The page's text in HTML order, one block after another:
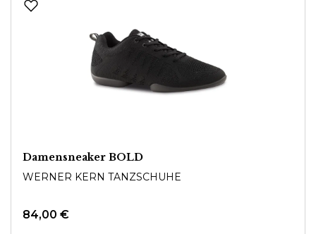
Damensneaker BOLD
WERNER KERN TANZSCHUHE
84,00 €